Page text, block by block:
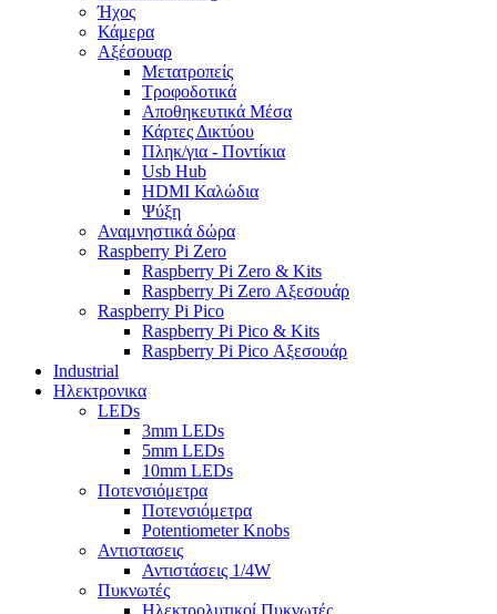
Ήχος
Κάμερα
Αξέσουαρ
Μετατροπείς
Τροφοδοτικά
Αποθηκευτικά Μέσα
Κάρτες Δικτύου
Πληκ/για - Ποντίκια
Usb Hub
HDMI Καλώδια
Ψύξη
Αναμνηστικά δώρα
Raspberry Pi Zero
Raspberry Pi Zero & Kits
Raspberry Pi Zero Αξεσουάρ
Raspberry Pi Pico
Raspberry Pi Pico & Kits
Raspberry Pi Pico Αξεσουάρ
Industrial
Ηλεκτρονικα
LEDs
3mm LEDs
5mm LEDs
10mm LEDs
Ποτενσιόμετρα
Ποτενσιόμετρα
Potentiometer Knobs
Αντιστασεις
Αντιστάσεις 1/4W
Πυκνωτές